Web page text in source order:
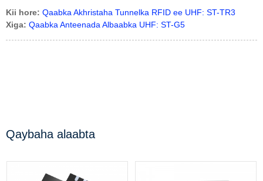
Kii hore: Qaabka Akhristaha Tunnelka RFID ee UHF: ST-TR3
Xiga: Qaabka Anteenada Albaabka UHF: ST-G5
Qaybaha alaabta